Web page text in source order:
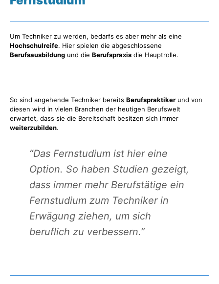
Um Techniker zu werden, bedarfs es aber mehr als eine
Hochschulreife. Hier spielen die abgeschlossene
Berufsausbildung und die Berufspraxis die Hauptrolle.
So sind angehende Techniker bereits Berufspraktiker und von
diesen wird in vielen Branchen der heutigen Berufswelt
erwartet, dass sie die Bereitschaft besitzen sich immer
weiterzubilden.
“Das Fernstudium ist hier eine
Option. So haben Studien gezeigt,
dass immer mehr Berufstätige ein
Fernstudium zum Techniker in
Erwägung ziehen, um sich
beruflich zu verbessern.”